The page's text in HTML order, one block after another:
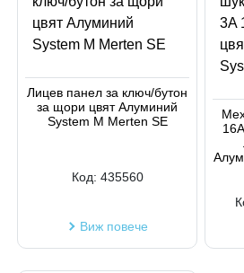
Лицев панел за ключ/бутон
за щори цвят Алуминий
System M Merten SE
Код: 435560
Виж повече